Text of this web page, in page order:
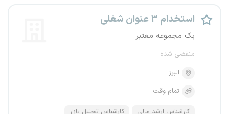
استخدام ۳ عنوان شغلی
یک مجموعه معتبر
منقضی شده
البرز
تمام وقت
کارشناس ارشد مالی
کارشناس تحلیل بازار